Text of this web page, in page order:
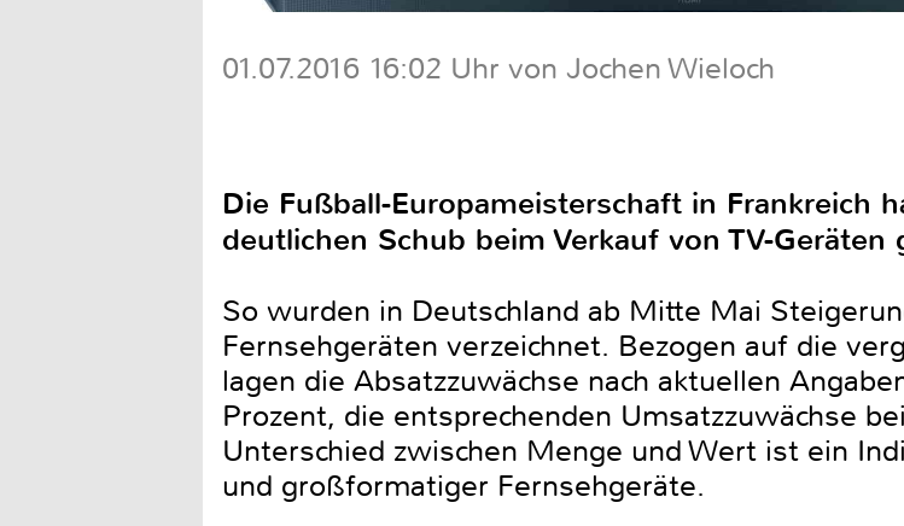
01.07.2016 16:02 Uhr von Jochen Wieloch
Die Fußball-Europameisterschaft in Frankreich
deutlichen Schub beim Verkauf von TV-Geräten
So wurden in Deutschland ab Mitte Mai
Fernsehgeräten verzeichnet. Bezogen auf die
lagen die Absatzzuwächse nach aktuellen
Prozent, die entsprechenden Umsatzzuwächse
Unterschied zwischen Menge und Wert ist ein
und großformatiger Fernsehgeräte.